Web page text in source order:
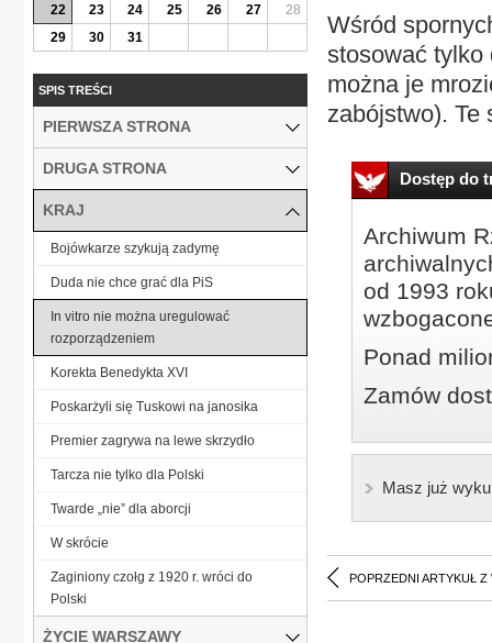
Wśród
stosować tylko
można je
zabójstwo). Te
Dostęp do
Archiwum
od 1993
Ponad
Zamów
Masz już
POPRZEDNI ARTYKUŁ Z
22
23 24 25 26 27
28
29
30 31
SPIS TREŚCI
PIERWSZA STRONA
DRUGA STRONA
KRAJ
Bojówkarze szykują zadymę
Duda nie chce grać dla PiS
In vitro nie można uregulować
rozporządzeniem
Korekta Benedykta XVI
Poskarżyli się Tuskowi na janosika
Premier zagrywa na lewe skrzydło
Tarcza nie tylko dla Polski
Twarde „nie” dla aborcji
W skrócie
Zaginiony czołg z 1920 r. wróci do
Polski
ŻYCIE WARSZAWY